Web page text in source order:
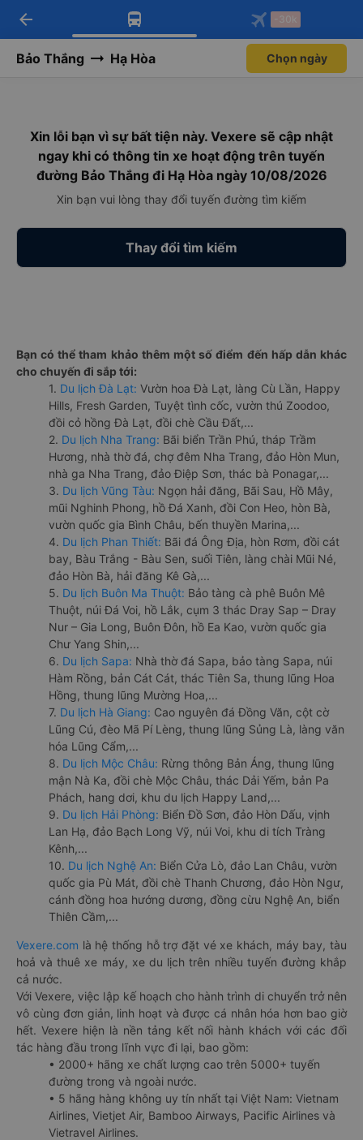
Tải app Vexere ngay!
Nhận ưu đãi thành viên độc
Mở app
Tải app Vexere
-30k/ghế khi đặt vé máy bay qua
Mở app
arrow_back -30k
Bảo Thắng Hạ Hòa Chọn ngày
Xin lỗi bạn vì sự bất tiện này. Vexere sẽ cập nhật
ngay khi có thông tin xe hoạt động trên tuyến
đường Bảo Thắng đi Hạ Hòa ngày 10/08/2026
Xin bạn vui lòng thay đổi tuyến đường tìm kiếm
Thay đổi tìm kiếm
Bạn có thể tham khảo thêm một số điểm đến hấp dẫn khác
cho chuyến đi sắp tới:
1. Du lịch Đà Lạt: Vườn hoa Đà Lạt, làng Cù Lần, Happy
Hills, Fresh Garden, Tuyệt tình cốc, vườn thú Zoodoo,
đồi cỏ hồng Đà Lạt, đồi chè Cầu Đất,...
2. Du lịch Nha Trang: Bãi biển Trần Phú, tháp Trầm
Hương, nhà thờ đá, chợ đêm Nha Trang, đảo Hòn Mun,
nhà ga Nha Trang, đảo Điệp Sơn, thác bà Ponagar,...
3. Du lịch Vũng Tàu: Ngọn hải đăng, Bãi Sau, Hồ Mây,
mũi Nghinh Phong, hồ Đá Xanh, đồi Con Heo, hòn Bà,
vườn quốc gia Bình Châu, bến thuyền Marina,...
4. Du lịch Phan Thiết: Bãi đá Ông Địa, hòn Rơm, đồi cát
bay, Bàu Trắng - Bàu Sen, suối Tiên, làng chài Mũi Né,
đảo Hòn Bà, hải đăng Kê Gà,...
5. Du lịch Buôn Ma Thuột: Bảo tàng cà phê Buôn Mê
Thuột, núi Đá Voi, hồ Lắk, cụm 3 thác Dray Sap – Dray
Nur – Gia Long, Buôn Đôn, hồ Ea Kao, vườn quốc gia
Chư Yang Shin,...
6. Du lịch Sapa: Nhà thờ đá Sapa, bảo tàng Sapa, núi
Hàm Rồng, bản Cát Cát, thác Tiên Sa, thung lũng Hoa
Hồng, thung lũng Mường Hoa,...
7. Du lịch Hà Giang: Cao nguyên đá Đồng Văn, cột cờ
Lũng Cú, đèo Mã Pí Lèng, thung lũng Sủng Là, làng văn
hóa Lũng Cẩm,...
8. Du lịch Mộc Châu: Rừng thông Bản Áng, thung lũng
mận Nà Ka, đồi chè Mộc Châu, thác Dải Yếm, bản Pa
Phách, hang dơi, khu du lịch Happy Land,...
9. Du lịch Hải Phòng: Biển Đồ Sơn, đảo Hòn Dấu, vịnh
Lan Hạ, đảo Bạch Long Vỹ, núi Voi, khu di tích Tràng
Kênh,...
10. Du lịch Nghệ An: Biển Cửa Lò, đảo Lan Châu, vườn
quốc gia Pù Mát, đồi chè Thanh Chương, đảo Hòn Ngư,
cánh đồng hoa hướng dương, đồng cừu Nghệ An, biển
Thiên Cầm,...
Vexere.com là hệ thống hỗ trợ đặt vé xe khách, máy bay, tàu
hoả và thuê xe máy, xe du lịch trên nhiều tuyến đường khắp
cả nước.
Với Vexere, việc lập kế hoạch cho hành trình di chuyển trở nên
vô cùng đơn giản, linh hoạt và được cá nhân hóa hơn bao giờ
hết. Vexere hiện là nền tảng kết nối hành khách với các đối
tác hàng đầu trong lĩnh vực đi lại, bao gồm:
• 2000+ hãng xe chất lượng cao trên 5000+ tuyến
đường trong và ngoài nước.
• 5 hãng hàng không uy tín nhất tại Việt Nam: Vietnam
Airlines, Vietjet Air, Bamboo Airways, Pacific Airlines và
Vietravel Airlines.